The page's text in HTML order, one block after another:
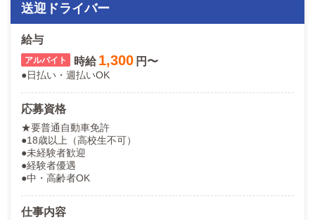
送迎ドライバー
給与
時給 1,300 円〜
●日払い・週払いOK
応募資格
★要普通自動車免許
●18歳以上（高校生不可）
●未経験者歓迎
●経験者優遇
●中・高齢者OK
仕事内容